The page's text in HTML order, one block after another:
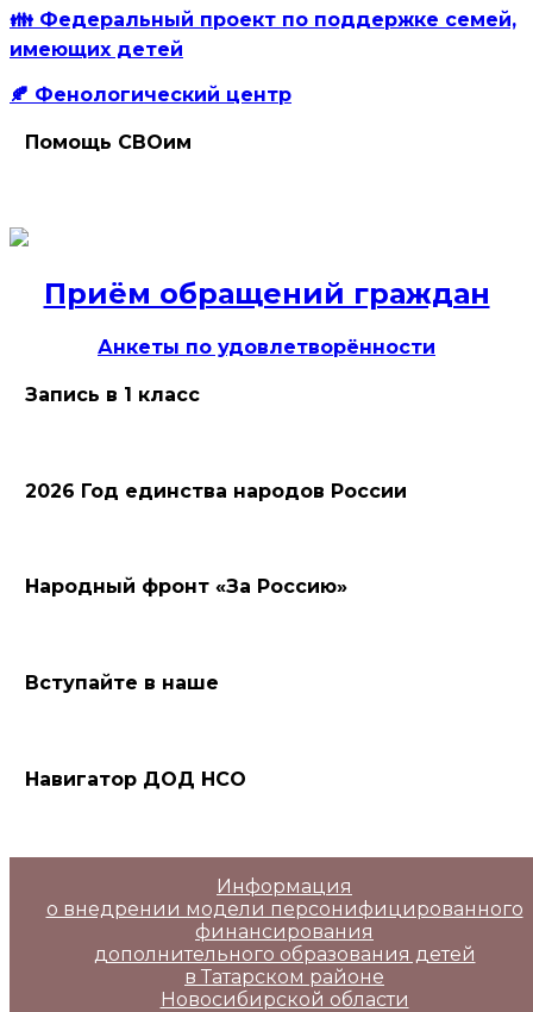
👪 Федеральный проект по поддержке семей,
имеющих детей
🍂 Фенологический центр
Помощь СВОим
Приём обращений граждан
Анкеты по удовлетворённости
Запись в 1 класс
2026 Год единства народов России
Народный фронт «За Россию»
Вступайте в наше
Навигатор ДОД НСО
Информация
о внедрении модели персонифицированного
финансирования
дополнительного образования детей
в Татарском районе
Новосибирской области